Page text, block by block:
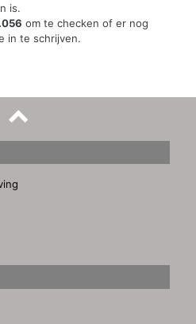
is.
om te checken of er nog
in te schrijven.